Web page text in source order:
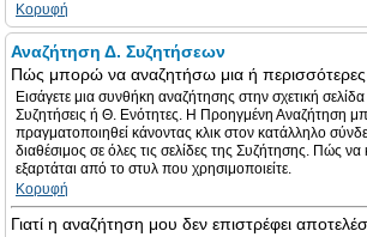
Κορυφή
Αναζήτηση Δ. Συζητήσεων
Πώς μπορώ να αναζητήσω μια ή περισσότερες
Εισάγετε μια συνθήκη αναζήτησης στην σχετική
Συζητήσεις ή Θ. Ενότητες. Η Προηγμένη Αναζήτηση
πραγματοποιηθεί κάνοντας κλικ στον κατάλληλο
διαθέσιμος σε όλες τις σελίδες της Συζήτησης. Πώς
εξαρτάται από το στυλ που χρησιμοποιείτε.
Κορυφή
Γιατί η αναζήτηση μου δεν επιστρέφει